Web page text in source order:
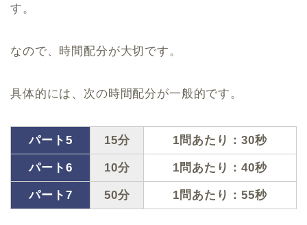
す。
なので、時間配分が大切です。
具体的には、次の時間配分が一般的です。
パート5 15分 1問あたり：30秒
パート6 10分 1問あたり：40秒
パート7 50分 1問あたり：55秒